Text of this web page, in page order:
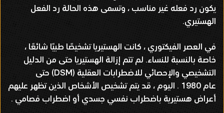
يكون رد فعله غير مناسب ، وتسمى هذه الحالة رد الفعل
الهستيري.
في العصر الفيكتوري ، كانت الهستيريا تشخيصًا طبيًا شائعًا ،
خاصة بالنسبة للنساء. لم تتم إزالة الهستيريا حتى من الدليل
التشخيصي والإحصائي للاضطرابات العقلية (DSM)
حتى
عام 1980 .
اليوم ، قد يتم تشخيص الأشخاص الذين تظهر عليهم
أعراض هستيرية باضطراب نفسي جسدي أو اضطراب فصامي .